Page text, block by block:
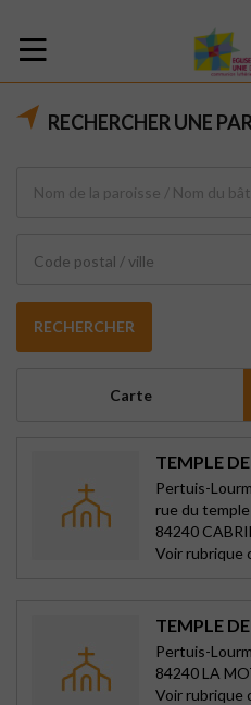
RECHERCHER UNE
Code postal / ville
RECHERCHER
Carte
TEMPLE DE
Pertuis-
rue du temple
84240
Voir rubrique
TEMPLE
Pertuis-
84240 LA
Voir rubrique